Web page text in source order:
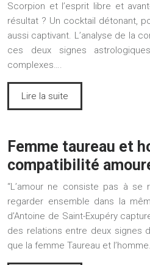
Scorpion et l’esprit libre et
résultat ? Un cocktail détonant,
aussi captivant. L’analyse de la
ces deux signes
complexes….
Lire la suite
Femme taureau et
compatibilité
“L’amour ne consiste pas à se
regarder ensemble dans la
d’Antoine de Saint-Exupéry
des relations entre deux signes
que la femme Taureau et